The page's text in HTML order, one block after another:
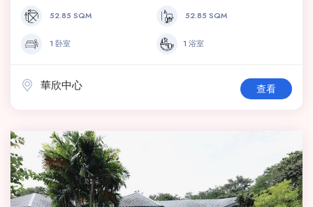
52.85 SQM 52.85 SQM
1 卧室 1 浴室
華欣中心 查看